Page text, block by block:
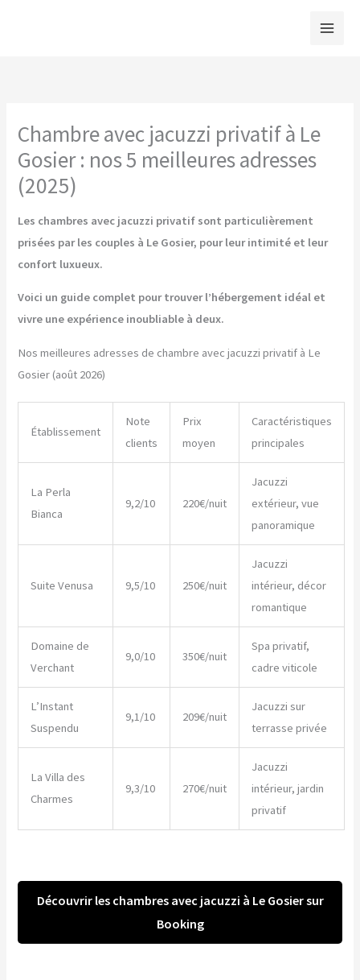
Chambre avec jacuzzi privatif à Le
Gosier : nos 5 meilleures adresses
(2025)
Les chambres avec jacuzzi privatif sont particulièrement
prisées par les couples à Le Gosier, pour leur intimité et leur
confort luxueux.
Voici un guide complet pour trouver l’hébergement idéal et
vivre une expérience inoubliable à deux.
Nos meilleures adresses de chambre avec jacuzzi privatif à Le
Gosier (août 2026)
Établissement
Note
clients
Prix
moyen
Caractéristiques
principales
La Perla
Bianca
9,2/10 220€/nuit
Jacuzzi
extérieur, vue
panoramique
Suite Venusa 9,5/10 250€/nuit
Jacuzzi
intérieur, décor
romantique
Domaine de
Verchant
9,0/10 350€/nuit
Spa privatif,
cadre viticole
L’Instant
Suspendu
9,1/10 209€/nuit
Jacuzzi sur
terrasse privée
La Villa des
Charmes
9,3/10 270€/nuit
Jacuzzi
intérieur, jardin
privatif
Découvrir les chambres avec jacuzzi à Le Gosier sur
Booking